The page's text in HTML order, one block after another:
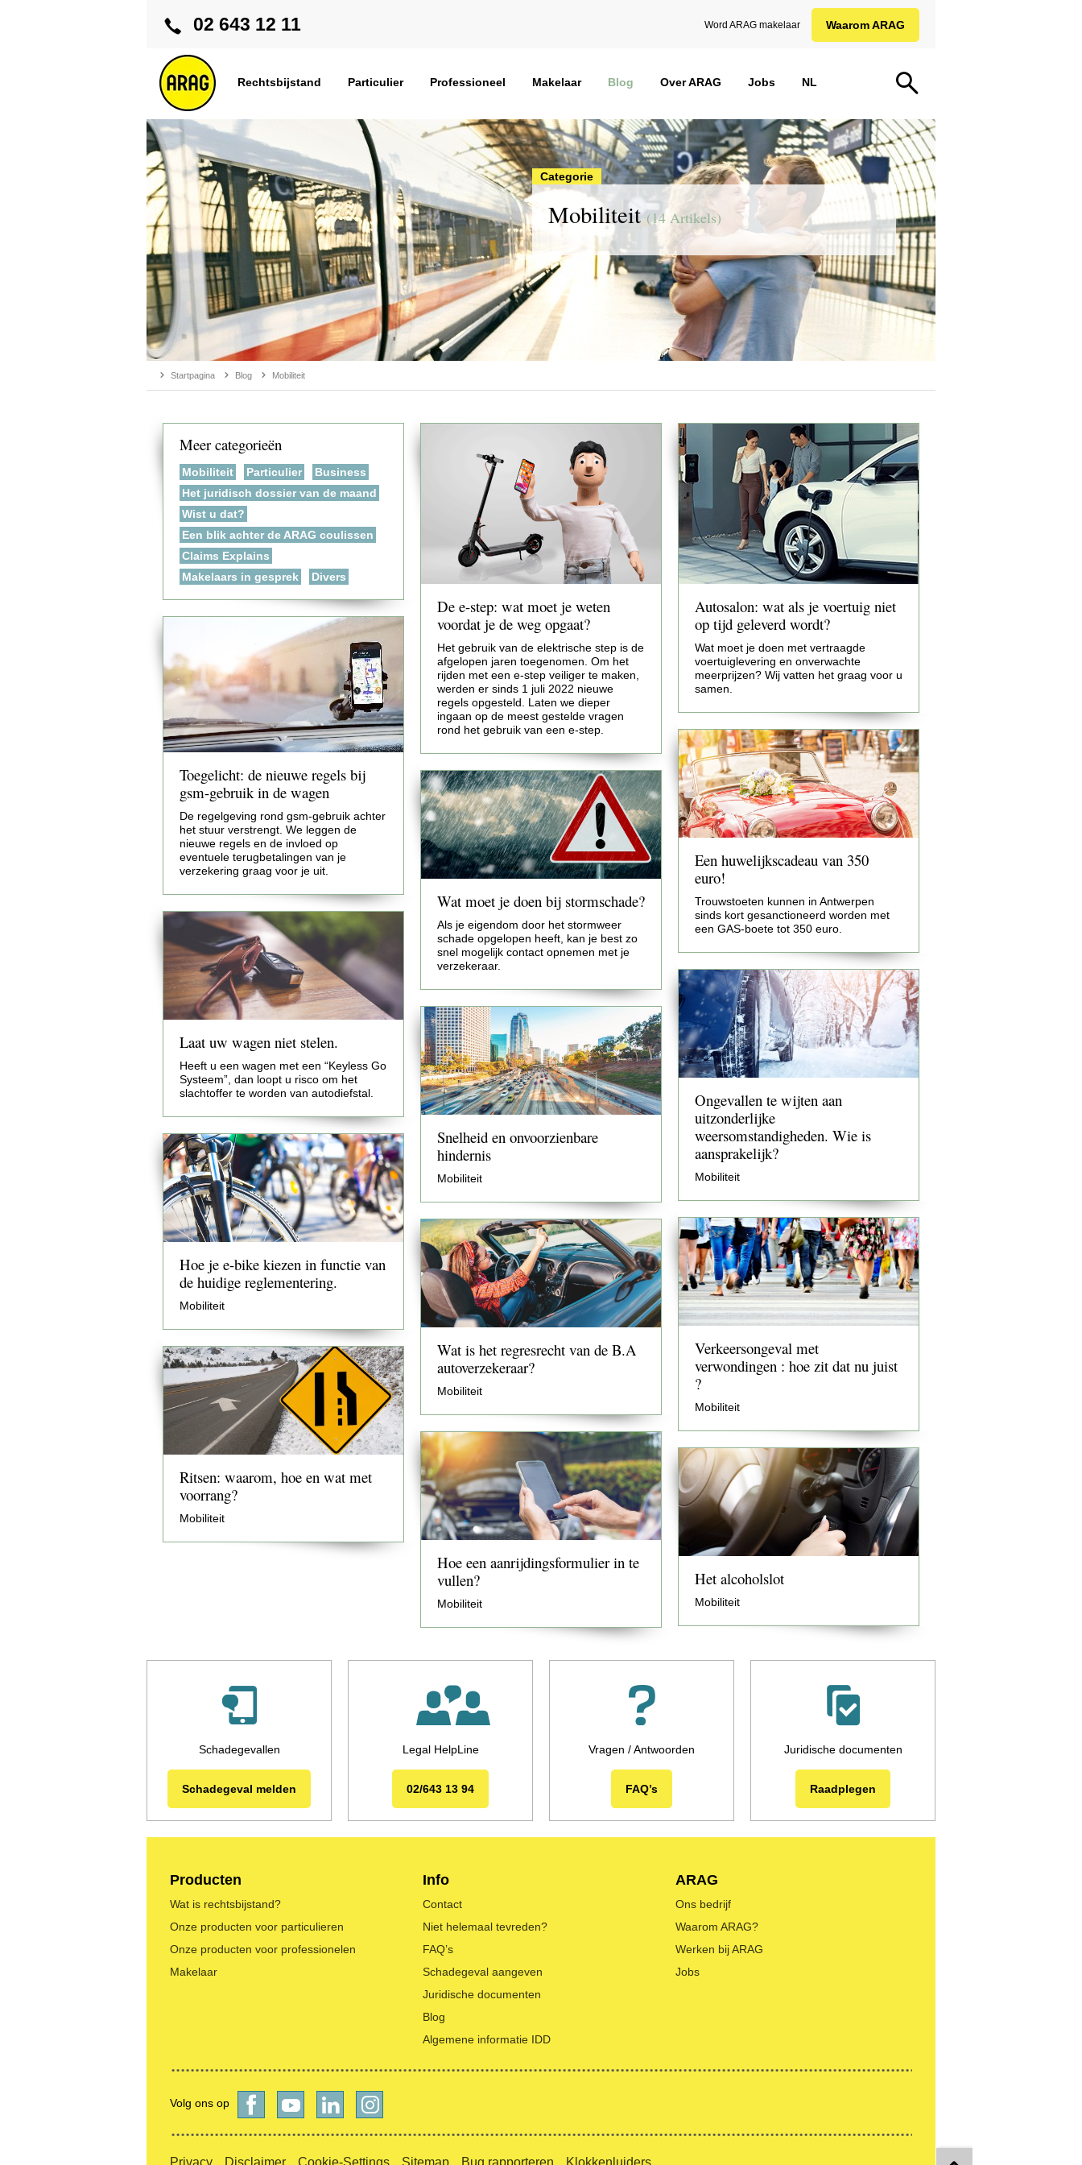
02 643 12 11 Word ARAG makelaar Waarom ARAG
Rechtsbijstand Particulier Professioneel Makelaar Blog Over ARAG Jobs NL
Startpagina Blog Mobiliteit
Mobiliteit(14 Artikels)
Categorie
Meer categorieën
Mobiliteit Particulier
Business
Het juridisch dossier van de maand
Wist u dat?
Een blik achter de ARAG coulissen
Claims Explains
Makelaars in gesprek
Divers
Toegelicht: de nieuwe regels bij
gsm-gebruik in de wagen
De regelgeving rond gsm-gebruik achter
het stuur verstrengt. We leggen de
nieuwe regels en de invloed op
eventuele terugbetalingen van je
verzekering graag voor je uit.
Laat uw wagen niet stelen.
Heeft u een wagen met een “Keyless Go
Systeem”, dan loopt u risco om het
slachtoffer te worden van autodiefstal.
Hoe je e-bike kiezen in functie van
de huidige reglementering.
Mobiliteit
Ritsen: waarom, hoe en wat met
voorrang?
Mobiliteit
De e-step: wat moet je weten
voordat je de weg opgaat?
Het gebruik van de elektrische step is de
afgelopen jaren toegenomen. Om het
rijden met een e-step veiliger te maken,
werden er sinds 1 juli 2022 nieuwe
regels opgesteld. Laten we dieper
ingaan op de meest gestelde vragen
rond het gebruik van een e-step.
Wat moet je doen bij stormschade?
Als je eigendom door het stormweer
schade opgelopen heeft, kan je best zo
snel mogelijk contact opnemen met je
verzekeraar.
Snelheid en onvoorzienbare
hindernis
Mobiliteit
Wat is het regresrecht van de B.A
autoverzekeraar?
Mobiliteit
Hoe een aanrijdingsformulier in te
vullen?
Mobiliteit
Autosalon: wat als je voertuig niet
op tijd geleverd wordt?
Wat moet je doen met vertraagde
voertuiglevering en onverwachte
meerprijzen? Wij vatten het graag voor u
samen.
Een huwelijkscadeau van 350
euro!
Trouwstoeten kunnen in Antwerpen
sinds kort gesanctioneerd worden met
een GAS-boete tot 350 euro.
Ongevallen te wijten aan
uitzonderlijke
weersomstandigheden. Wie is
aansprakelijk?
Mobiliteit
Verkeersongeval met
verwondingen : hoe zit dat nu juist
?
Mobiliteit
Het alcoholslot
Mobiliteit
Schadegevallen
Schadegeval melden
Legal HelpLine
02/643 13 94
Vragen / Antwoorden
FAQ’s
Juridische documenten
Raadplegen
Producten
Wat is rechtsbijstand?
Onze producten voor particulieren
Onze producten voor professionelen
Makelaar
Info
Contact
Niet helemaal tevreden?
FAQ’s
Schadegeval aangeven
Juridische documenten
Blog
Algemene informatie IDD
ARAG
Ons bedrijf
Waarom ARAG?
Werken bij ARAG
Jobs
Volg ons op
Privacy Disclaimer Cookie-Settings Sitemap Bug rapporteren Klokkenluiders